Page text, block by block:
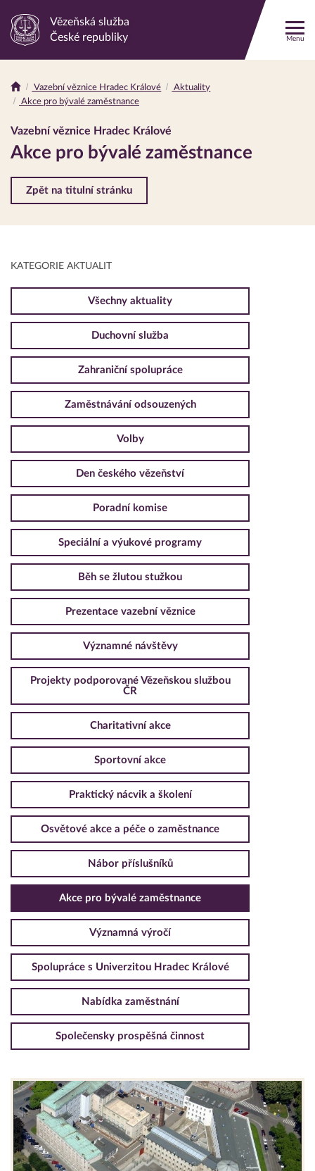
Odkaz
stránku
Vězeňská služba
České republiky
Menu
Drobečková
Vazební věznice Hradec Králové
Aktuality
Akce pro bývalé zaměstnance
Vazební věznice Hradec Králové
Akce pro bývalé zaměstnance
Zpět na titulní stránku
KATEGORIE AKTUALIT
Všechny aktuality
Duchovní služba
Zahraniční spolupráce
Zaměstnávání odsouzených
Volby
Den českého vězeňství
Poradní komise
Speciální a výukové programy
Běh se žlutou stužkou
Prezentace vazební věznice
Významné návštěvy
Projekty podporované Vězeňskou službou
ČR
Charitativní akce
Sportovní akce
Praktický nácvik a školení
Osvětové akce a péče o zaměstnance
Nábor příslušníků
Akce pro bývalé zaměstnance
Významná výročí
Spolupráce s Univerzitou Hradec Králové
Nabídka zaměstnání
Společensky prospěšná činnost